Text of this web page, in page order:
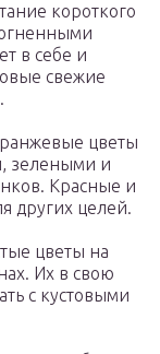
короткого
в себе и
свежие
цветы
зелеными и
Красные и
других целей.
цветы на
Их в свою
с кустовыми